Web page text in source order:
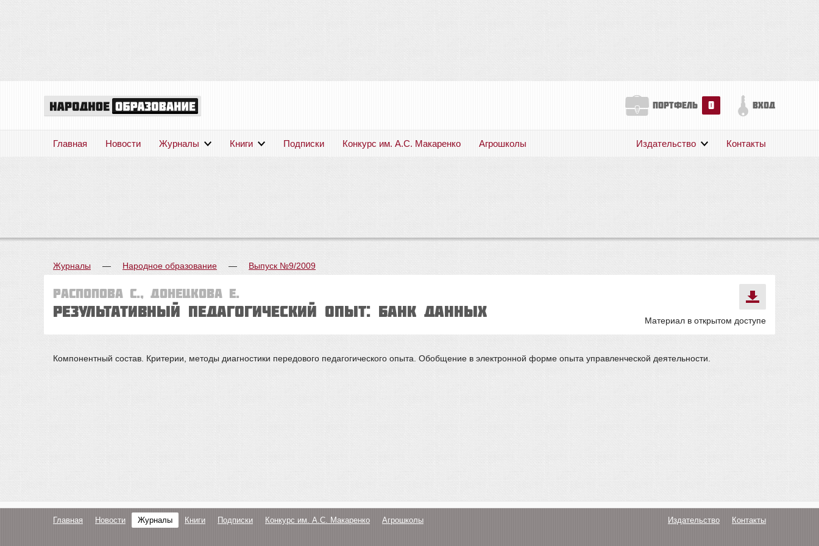
портфель 0 вход
Главная Новости Журналы Книги Подписки Конкурс им. А.С. Макаренко Агрошколы Издательство Контакты
Журналы — Народное образование — Выпуск №9/2009
Распопова С., Донецкова Е.
Результативный педагогический опыт: банк данных
Материал в открытом доступе
Компонентный состав. Критерии, методы диагностики передового педагогического опыта. Обобщение в электронной форме опыта управленческой деятельности.
Главная Новости Журналы Книги Подписки Конкурс им. А.С. Макаренко Агрошколы Издательство Контакты